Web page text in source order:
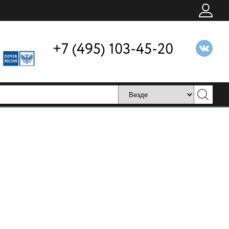
+7 (495) 103-45-20